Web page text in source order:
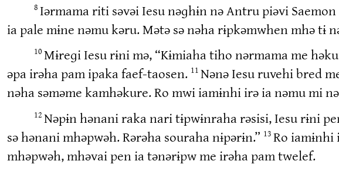
8 Iərmama riti səvəi Iesu nəɡhɨn nə Antru piəvi
ia pale mɨne nəmu kəru. Mətə sə nəha rɨpkəmwhen mhə tɨ
10 Mɨreɡi Iesu rɨni mə, “Kɨmiaha tiho nərmama me
əpa irəha pam ipaka faef-taosen. 11 Nənə Iesu ruvehi bred
nəha səməme kamhəkure. Ro mwi iamɨnhi irə ia nəmu mi
12 Nəpɨn hənani raka nari tɨpwɨnraha rəsisi, Iesu rɨni
sə hənani mhəpwəh. Rərəha souraha nɨpərɨn.” 13 Ro
mhəpwəh, mhəvai pen ia tənərɨpw me irəha pam twelef.